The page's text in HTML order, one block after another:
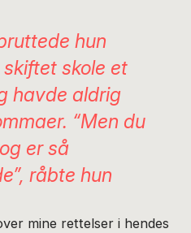
hun
skole et
havde aldrig
“Men du
er så
råbte hun
mine rettelser i hendes